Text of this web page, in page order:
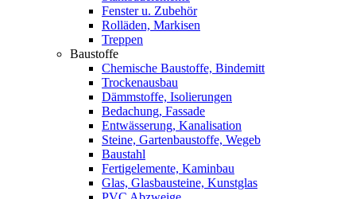
Fenster u. Zubehör
Rolläden, Markisen
Treppen
Baustoffe
Chemische Baustoffe, Bindemitt
Trockenausbau
Dämmstoffe, Isolierungen
Bedachung, Fassade
Entwässerung, Kanalisation
Steine, Gartenbaustoffe, Wegeb
Baustahl
Fertigelemente, Kaminbau
Glas, Glasbausteine, Kunstglas